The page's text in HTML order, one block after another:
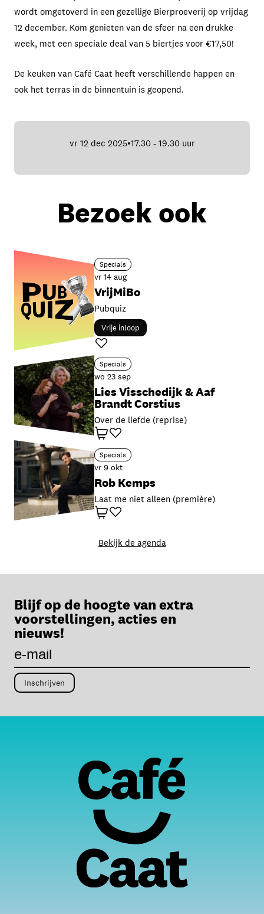
wordt omgetoverd in een gezellige Bierproeverij op vrijdag
12 december. Kom genieten van de sfeer na een drukke
week, met een speciale deal van 5 biertjes voor €17,50!
De keuken van Café Caat heeft verschillende happen en
ook het terras in de binnentuin is geopend.
vr 12 dec 2025•17.30 - 19.30 uur
Bezoek ook
Specials
vr 14 aug
VrijMiBo
Pubquiz
Vrije inloop
Favoriet
Specials
wo 23 sep
Lies Visschedijk & Aaf
Brandt Corstius
Over de liefde (reprise)
Favoriet
Winkelwagen
Specials
vr 9 okt
Rob Kemps
Laat me niet alleen (première)
Favoriet
Winkelwagen
Bekijk de agenda
Blijf op de hoogte van extra
voorstellingen, acties en
nieuws!